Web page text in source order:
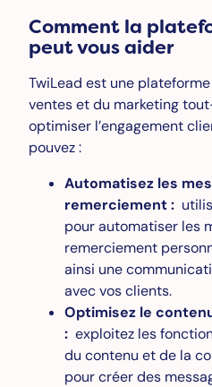
Comment la
peut vous aider
TwiLead est une
ventes et du marketing
optimiser l’engagement
pouvez :
Automatisez les
remerciement :
pour automatiser les
remerciement
ainsi une
avec vos clients.
Optimisez le
: exploitez les
du contenu et de la
pour créer des